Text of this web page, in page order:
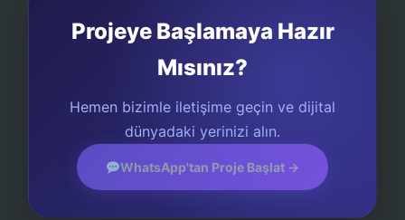
Projeye Başlamaya Hazır
Mısınız?
Hemen bizimle iletişime geçin ve dijital
dünyadaki yerinizi alın.
WhatsApp'tan Proje Başlat →